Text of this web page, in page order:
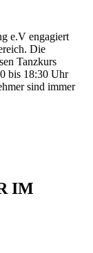
e.V engagiert
Die
Tanzkurs
bis 18:30 Uhr
sind immer
IM